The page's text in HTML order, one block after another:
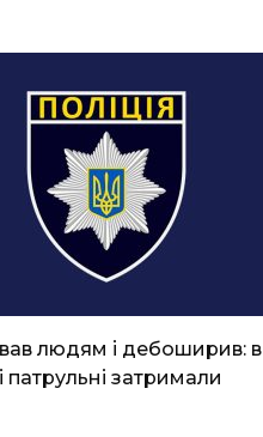
людям і дебоширив: в
патрульні затримали